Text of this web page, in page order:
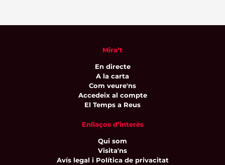
Mira’t
En directe
A la carta
Com veure'ns
Accedeix al compte
El Temps a Reus
Enllaços d’interès
Qui som
Visita'ns
Avís legal i Política de privacitat